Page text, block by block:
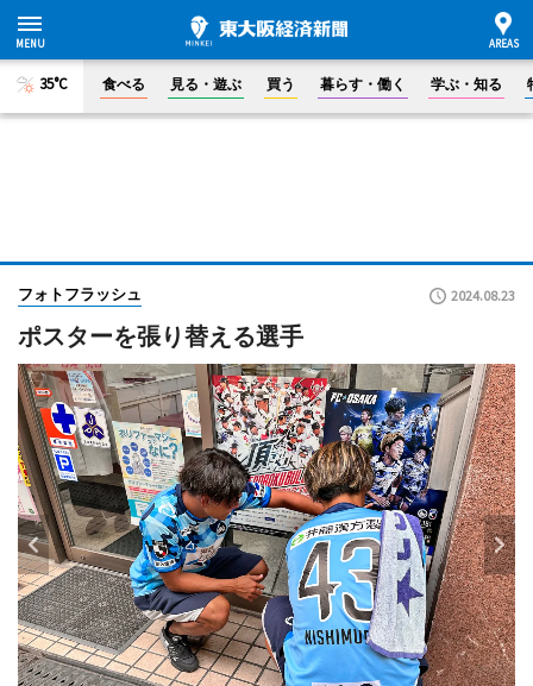
35°C 食べる 見る・遊ぶ 買う 暮らす・働く 学ぶ・知る
フォトフラッシュ 2024.08.23
ポスターを張り替える選手